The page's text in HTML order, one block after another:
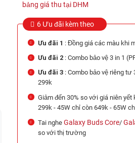
bảng giá thu tại DHM
6 Ưu đãi kèm theo
Ưu đãi 1 : Đồng giá các màu khi
Ưu đãi 2: Combo bảo vệ 3 in 1
Ưu đãi 3: Combo bảo vệ riêng tư
299k
Giảm đến 30% so với giá niên yết
299k - 45W chỉ còn 649k - 65W
Tai nghe Galaxy Buds Core/
so với thị trường